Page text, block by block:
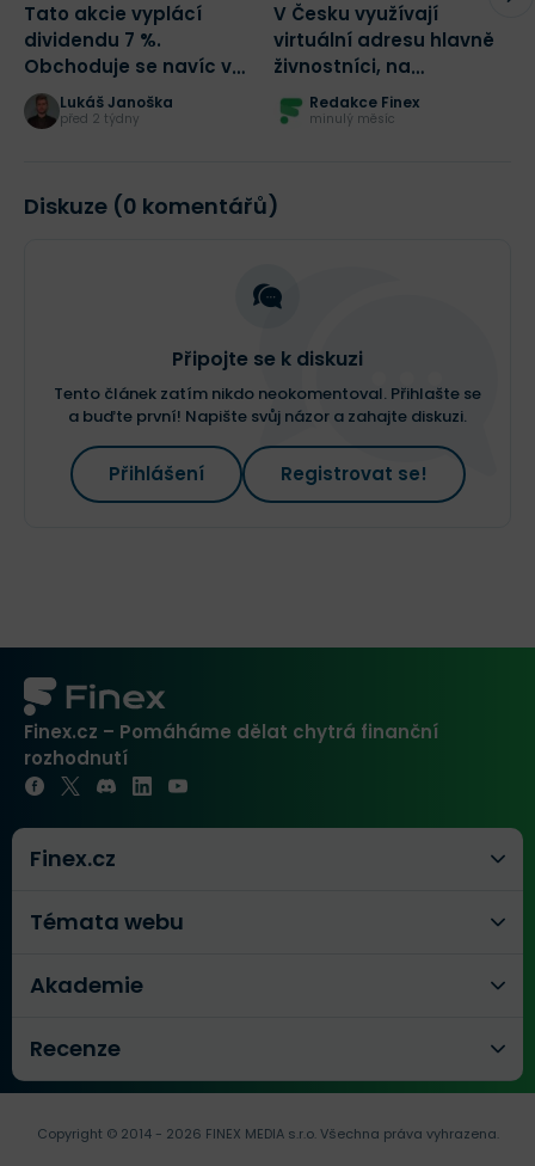
Tato akcie vyplácí
dividendu 7 %.
Obchoduje se navíc v
největší slevě za
posledních 5 let!
Lukáš Janoška
před 2 týdny
V Česku využívají
virtuální adresu hlavně
živnostníci, na
Slovensku s.r.o.: data
MojeSidlo.cz odhalují
Redakce Finex
minulý měsíc
Diskuze (0 komentářů)
Připojte se k diskuzi
Tento článek zatím nikdo neokomentoval. Přihlašte se
a buďte první! Napište svůj názor a zahajte diskuzi.
Přihlášení Registrovat se!
Finex.cz – Pomáháme dělat chytrá finanční
rozhodnutí
Finex.cz
Témata webu
Akademie
Recenze
Copyright © 2014 - 2026 FINEX MEDIA s.r.o.Všechna práva vyhrazena.